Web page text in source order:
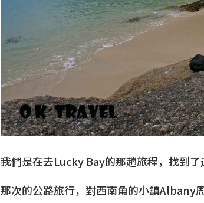
我們是在去Lucky Bay的那趟旅程，找到了
那次的公路旅行，對西南角的小鎮Albany